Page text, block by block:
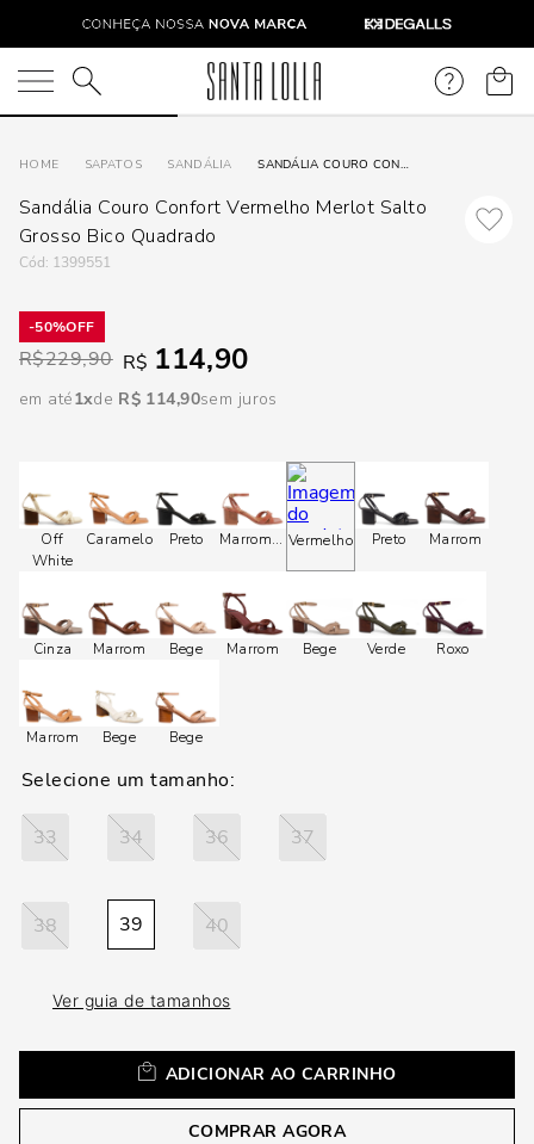
O que você está procurando?
SAPATOS SANDÁLIA SANDÁLIA COURO CONFORT VERMELHO MERLOT SALTO GROSSO BICO QUADRADO
Sandália Couro Confort Vermelho Merlot Salto
Grosso Bico Quadrado
: 1399551
50%
R$229,90 R$ 114,90
em até1 R$ 114,90sem juros
Off
White
Caramelo Preto Marrom
Marrom
Vermelho Preto Marrom
Cinza Marrom Bege Marrom Bege Verde Roxo
Marrom Bege Bege
33 34 36 37
38 39 40
Ver guia de tamanhos
ADICIONAR AO CARRINHO
COMPRAR AGORA